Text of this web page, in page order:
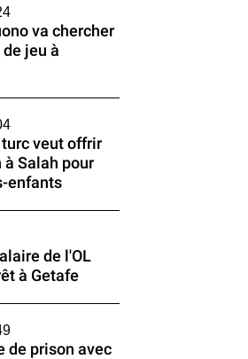
va chercher
jeu à
veut offrir
à Salah pour
enfants
de l'OL
à Getafe
de prison avec